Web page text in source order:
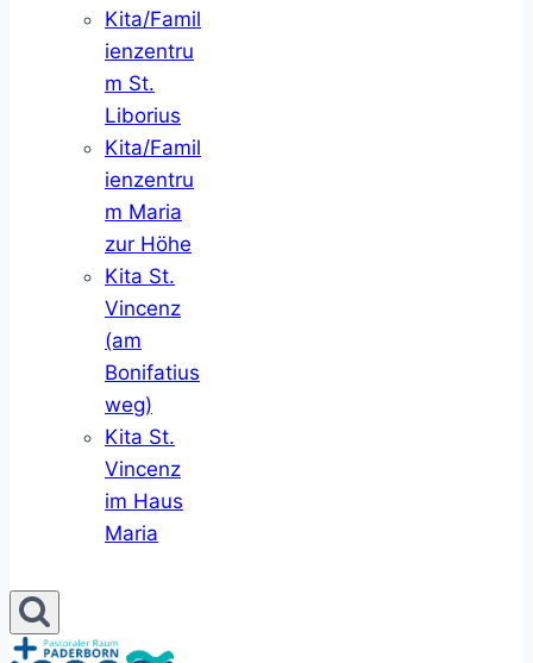
Kita/Famil
ienzentru
m St.
Liborius
Kita/Famil
ienzentru
m Maria
zur Höhe
Kita St.
Vincenz
(am
Bonifatius
weg)
Kita St.
Vincenz
im Haus
Maria